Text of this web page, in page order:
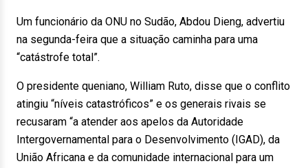
Um funcionário da ONU no Sudão, Abdou Dieng, advertiu
na segunda-feira que a situação caminha para uma
“catástrofe total”.
O presidente queniano, William Ruto, disse que o conflito
atingiu “níveis catastróficos” e os generais rivais se
recusaram “a atender aos apelos da Autoridade
Intergovernamental para o Desenvolvimento (IGAD), da
União Africana e da comunidade internacional para um